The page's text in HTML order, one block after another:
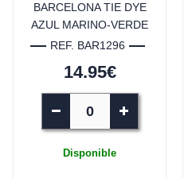
BARCELONA TIE DYE
AZUL MARINO-VERDE
REF. BAR1296
14.95€
Disponible